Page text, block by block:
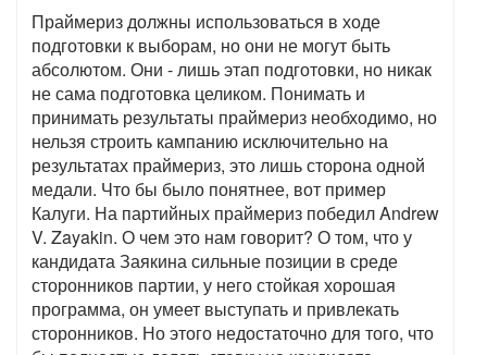
Праймериз должны использоваться в ходе
подготовки к выборам, но они не могут быть
абсолютом. Они - лишь этап подготовки, но никак
не сама подготовка целиком. Понимать и
принимать результаты праймериз необходимо, но
нельзя строить кампанию исключительно на
результатах праймериз, это лишь сторона одной
медали. Что бы было понятнее, вот пример
Калуги. На партийных праймериз победил Andrew
V. Zayakin. О чем это нам говорит? О том, что у
кандидата Заякина сильные позиции в среде
сторонников партии, у него стойкая хорошая
программа, он умеет выступать и привлекать
сторонников. Но этого недостаточно для того, что